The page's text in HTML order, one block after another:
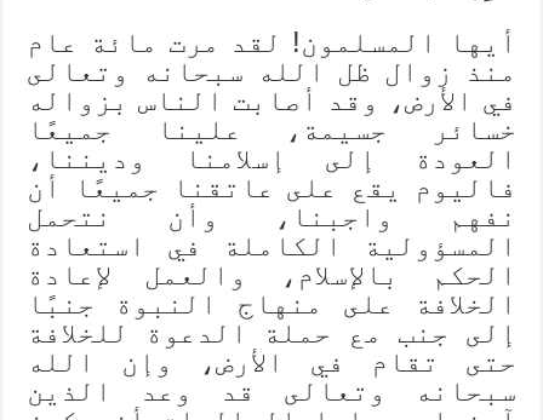
أيها المسلمون! لقد مرت مائة عام
منذ زوال ظل الله سبحانه وتعالى
في الأرض، وقد أصابت الناس بزواله
خسائر جسيمة، علينا جميعًا
العودة إلى إسلامنا وديننا،
فاليوم يقع على عاتقنا جميعًا أن
نفهم واجبنا، وأن نتحمل
المسؤولية الكاملة في استعادة
الحكم بالإسلام، والعمل لإعادة
الخلافة على منهاج النبوة جنبًا
إلى جنب مع حملة الدعوة للخلافة
حتى تقام في الأرض، وإن الله
سبحانه وتعالى قد وعد الذين